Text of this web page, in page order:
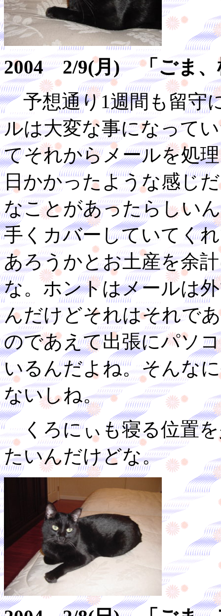
2004 2/9(月) 「ごま、
予想通り1週間も留守
ルは大変な事になって
てそれからメールを処
日かかったような感じ
なことがあったらしい
手くカバーしていてく
あろうかとお土産を余
な。ホントはメールは
んだけどそれはそれで
のであえて出張にパソ
いるんだよね。そんな
ないしね。
くろにぃも寝る位置を
たいんだけどな。